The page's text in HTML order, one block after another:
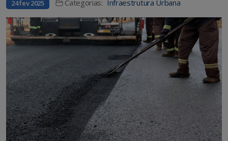
24 fev 2025 Categorias: Infraestrutura Urbana